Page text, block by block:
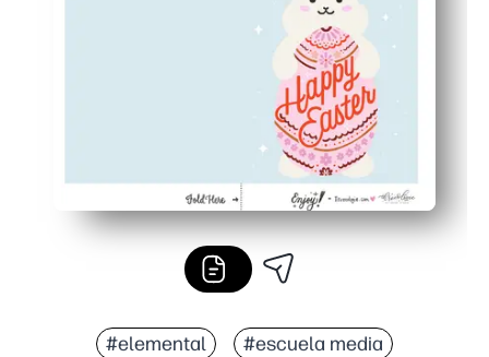
Solución sin preparación para los días ajetreados:
#elemental #escuela media